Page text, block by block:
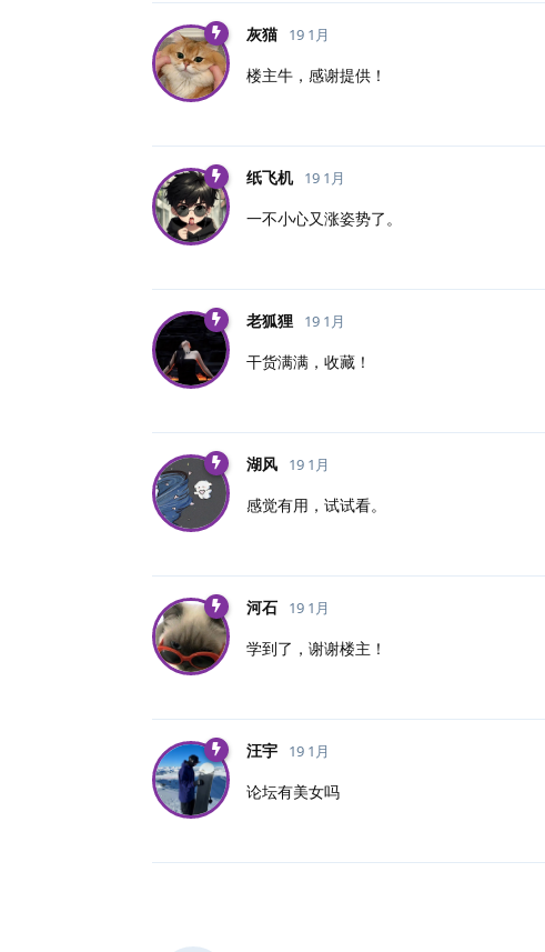
灰猫 19 1月
楼主牛，感谢提供！
纸飞机 19 1月
一不小心又涨姿势了。
老狐狸 19 1月
干货满满，收藏！
湖风 19 1月
感觉有用，试试看。
河石 19 1月
学到了，谢谢楼主！
汪宇 19 1月
论坛有美女吗